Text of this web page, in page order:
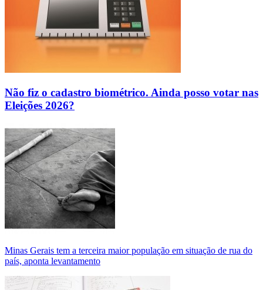
Não fiz o cadastro biométrico. Ainda posso votar nas
Eleições 2026?
Minas Gerais tem a terceira maior população em situação de rua do
país, aponta levantamento